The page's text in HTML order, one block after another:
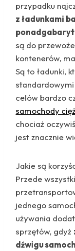
przypadku
z ładunkami
są do
kontenerów,
Są to ładunki,
celów bardzo
samochody
chociaż
jest znacznie
Jakie są
Przede
jednego
używania
sprzętów, gdyż
dźwigu